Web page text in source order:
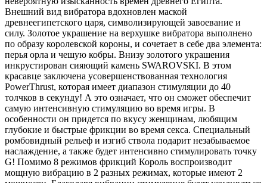
Внешний вид вибратора вдохновлен маской
древнеегипетского царя, символизирующей завоевание и
силу. Золотое украшение на верхушке вибратора выполнено
по образу королевской короны, и сочетает в себе два элемента:
перья орла и чешую кобры. Внизу золотого украшения
инкрустирован сияющий камень SWAROVSKI. В этом
красавце заключена усовершенствованная технология
PowerThrust, которая имеет диапазон стимуляции до 40
толчков в секунду! А это означает, что он сможет обеспечит
самую интенсивную стимуляцию во время игры. В
особенности он придется по вкусу женщинам, любящим
глубокие и быстрые фрикции во время секса. Специальный
ромбовидный рельеф и изгиб ствола подарит незабываемое
наслаждение, а также будет интенсивно стимулировать точку
G! Помимо 8 режимов фрикций Король воспроизводит
мощную вибрацию в 2 разных режимах, которые имеют 2